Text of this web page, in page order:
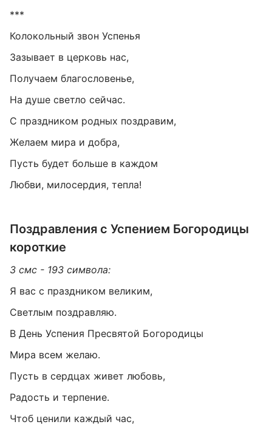
***
Колокольный звон Успенья
Зазывает в церковь нас,
Получаем благословенье,
На душе светло сейчас.
С праздником родных поздравим,
Желаем мира и добра,
Пусть будет больше в каждом
Любви, милосердия, тепла!
Поздравления с Успением Богородицы
короткие
3 смс - 193 символа:
Я вас с праздником великим,
Светлым поздравляю.
В День Успения Пресвятой Богородицы
Мира всем желаю.
Пусть в сердцах живет любовь,
Радость и терпение.
Чтоб ценили каждый час,